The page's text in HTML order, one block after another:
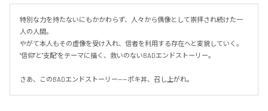
特別な力を持たないにもかかわらず、人々から偶像として崇拝され続けた一
人の人間。
やがて本人もその虚像を受け入れ、信者を利用する存在へと変貌していく。
"信仰"と"支配"をテーマに描く、救いのないBADエンドストーリー。
さあ、このBADエンドストーリー——ポキ丼、召し上がれ。